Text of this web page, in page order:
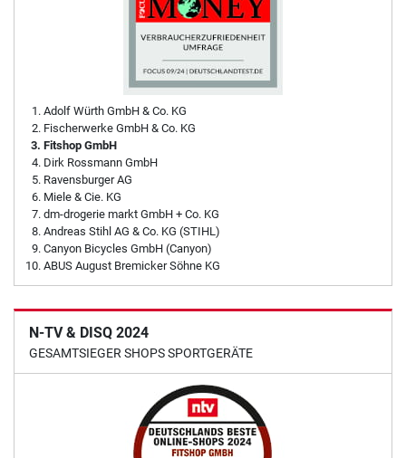
Adolf Würth GmbH & Co. KG
Fischerwerke GmbH & Co. KG
Fitshop GmbH
Dirk Rossmann GmbH
Ravensburger AG
Miele & Cie. KG
dm-drogerie markt GmbH + Co. KG
Andreas Stihl AG & Co. KG (STIHL)
Canyon Bicycles GmbH (Canyon)
ABUS August Bremicker Söhne KG
N-TV & DISQ 2024
GESAMTSIEGER SHOPS SPORTGERÄTE